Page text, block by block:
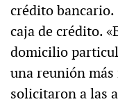
crédito bancario.
caja de crédito.
domicilio
una reunión
solicitaron a las